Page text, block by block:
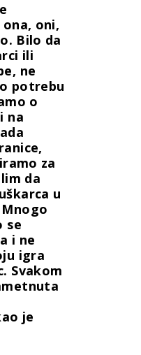
ona, oni,
Bilo da
ili
ne
potrebu
o
na
za
da
u
se
i ne
igra
Svakom
je